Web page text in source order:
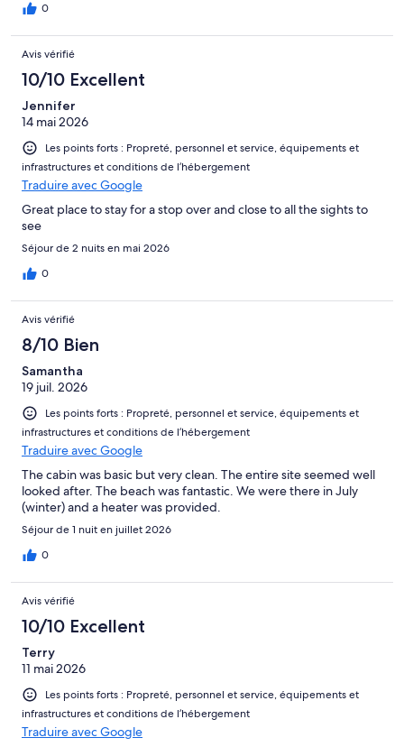
0
Avis vérifié
10/10 Excellent
Jennifer
14 mai 2026
Les points forts : Propreté, personnel et service, équipements et
infrastructures et conditions de l’hébergement
Traduire avec Google
Great place to stay for a stop over and close to all the sights to
see
Séjour de 2 nuits en mai 2026
0
Avis vérifié
8/10 Bien
Samantha
19 juil. 2026
Les points forts : Propreté, personnel et service, équipements et
infrastructures et conditions de l’hébergement
Traduire avec Google
The cabin was basic but very clean. The entire site seemed well
looked after. The beach was fantastic. We were there in July
(winter) and a heater was provided.
Séjour de 1 nuit en juillet 2026
0
Avis vérifié
10/10 Excellent
Terry
11 mai 2026
Les points forts : Propreté, personnel et service, équipements et
infrastructures et conditions de l’hébergement
Traduire avec Google